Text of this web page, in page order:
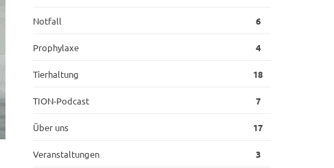
Notfall 6
Prophylaxe 4
Tierhaltung 18
TION-Podcast 7
Über uns 17
Veranstaltungen 3